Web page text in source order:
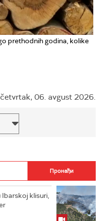
prethodnih godina, kolike
četvrtak, 06. avgust 2026.
klisuri,